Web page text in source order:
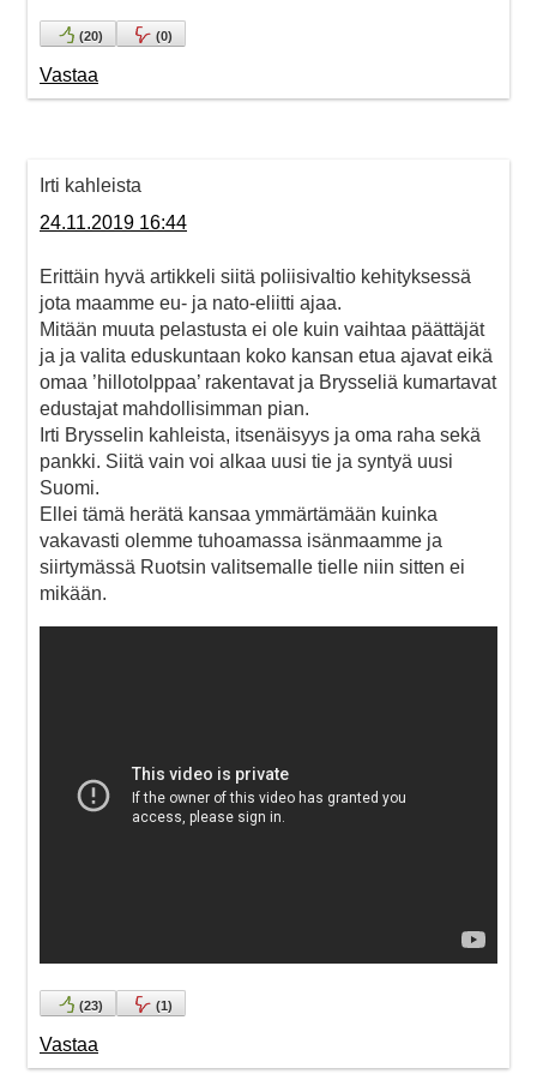
(20) (0)
Vastaa
Irti kahleista
24.11.2019 16:44
Erittäin hyvä artikkeli siitä poliisivaltio kehityksessä
jota maamme eu- ja nato-eliitti ajaa.
Mitään muuta pelastusta ei ole kuin vaihtaa päättäjät
ja ja valita eduskuntaan koko kansan etua ajavat eikä
omaa ’hillotolppaa’ rakentavat ja Brysseliä kumartavat
edustajat mahdollisimman pian.
Irti Brysselin kahleista, itsenäisyys ja oma raha sekä
pankki. Siitä vain voi alkaa uusi tie ja syntyä uusi
Suomi.
Ellei tämä herätä kansaa ymmärtämään kuinka
vakavasti olemme tuhoamassa isänmaamme ja
siirtymässä Ruotsin valitsemalle tielle niin sitten ei
mikään.
(23) (1)
Vastaa